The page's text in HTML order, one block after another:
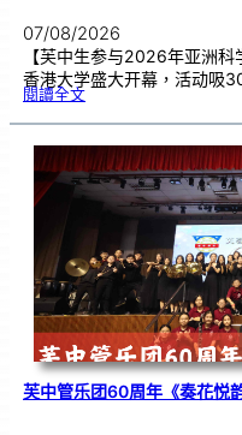
07/08/2026
【芙中生参与2026年亚洲
香港大学盛大开幕，活动吸
閱讀全文:芙
参
2
0
2
6
年
亚
洲
科
芙中管乐团60周年《奏花悦